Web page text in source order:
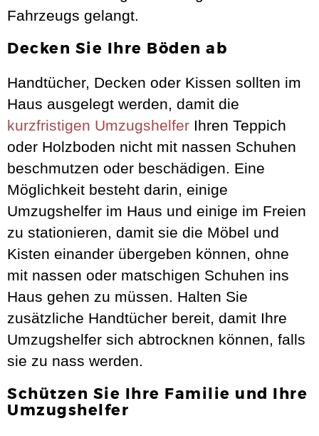
Fahrzeugs gelangt.
Decken Sie Ihre Böden ab
Handtücher, Decken oder Kissen sollten im
Haus ausgelegt werden, damit die
kurzfristigen Umzugshelfer Ihren Teppich
oder Holzboden nicht mit nassen Schuhen
beschmutzen oder beschädigen. Eine
Möglichkeit besteht darin, einige
Umzugshelfer im Haus und einige im Freien
zu stationieren, damit sie die Möbel und
Kisten einander übergeben können, ohne
mit nassen oder matschigen Schuhen ins
Haus gehen zu müssen. Halten Sie
zusätzliche Handtücher bereit, damit Ihre
Umzugshelfer sich abtrocknen können, falls
sie zu nass werden.
Schützen Sie Ihre Familie und Ihre
Umzugshelfer